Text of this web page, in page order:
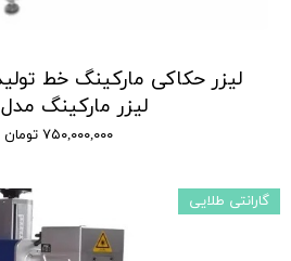
لیزر حکاکی مارکینگ خط
لیزر مارکینگ مدل XL
۷۵۰,۰۰۰,۰۰۰ تومان
گارانتی طلایی